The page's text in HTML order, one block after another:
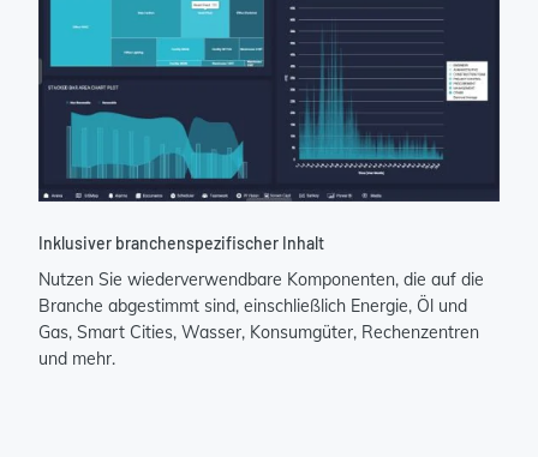
Inklusiver branchenspezifischer Inhalt
Nutzen Sie wiederverwendbare Komponenten, die auf die
Branche abgestimmt sind, einschließlich Energie, Öl und
Gas, Smart Cities, Wasser, Konsumgüter, Rechenzentren
und mehr.